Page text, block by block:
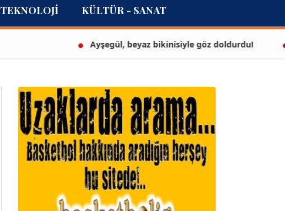
TEKNOLOJI KÜLTÜR - SANAT
Ayşegül, beyaz bikinisiyle göz doldurdu! 3
A. BAHRİ VRESKALA